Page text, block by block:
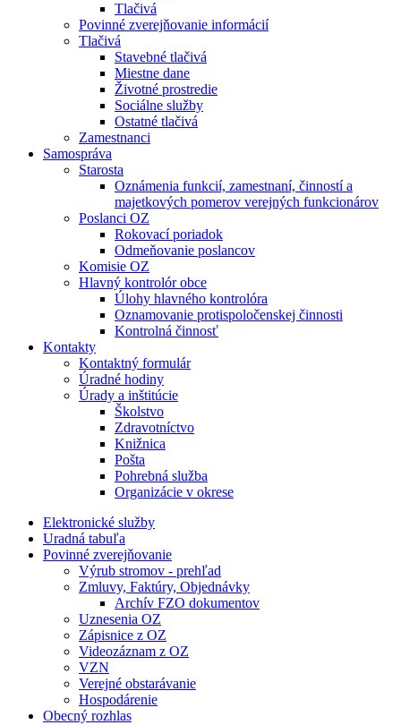
Tlačivá
Povinné zverejňovanie informácií
Tlačivá
Stavebné tlačivá
Miestne dane
Životné prostredie
Sociálne služby
Ostatné tlačivá
Zamestnanci
Samospráva
Starosta
Oznámenia funkcií, zamestnaní, činností a
majetkových pomerov verejných funkcionárov
Poslanci OZ
Rokovací poriadok
Odmeňovanie poslancov
Komisie OZ
Hlavný kontrolór obce
Úlohy hlavného kontrolóra
Oznamovanie protispoločenskej činnosti
Kontrolná činnosť
Kontakty
Kontaktný formulár
Úradné hodiny
Úrady a inštitúcie
Školstvo
Zdravotníctvo
Knižnica
Pošta
Pohrebná služba
Organizácie v okrese
Elektronické služby
Uradná tabuľa
Povinné zverejňovanie
Výrub stromov - prehľad
Zmluvy, Faktúry, Objednávky
Archív FZO dokumentov
Uznesenia OZ
Zápisnice z OZ
Videozáznam z OZ
VZN
Verejné obstarávanie
Hospodárenie
Obecný rozhlas